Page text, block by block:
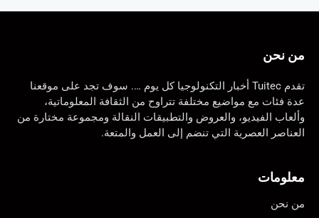
من نحن
تقدم Tuitec أخبار التكنولوجيا كل يوم …. سوف تجد على موقعنا
عدة فئات مع مواضيع مختلفة تتراوح من الثقافة المعلوماتية،
وألعاب الفيديو، والعروض والتطبيقات النقالة ومجموعة مختارة من
العناصر العصرية التي تنضم إلى العمل والمتعة.
معلومات
من نحن